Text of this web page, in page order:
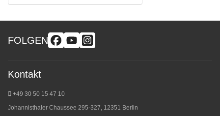
FOLGEN
Kontakt
+49 30 50 15 47 10
Johannisthaler Chaussee 295-327, 12351 Berlin